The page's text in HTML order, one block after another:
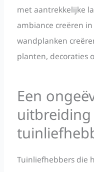
met aantrekkelijke
ambiance creëren
wandplanken
planten, decoraties
Een
Tuinliefhebbers die